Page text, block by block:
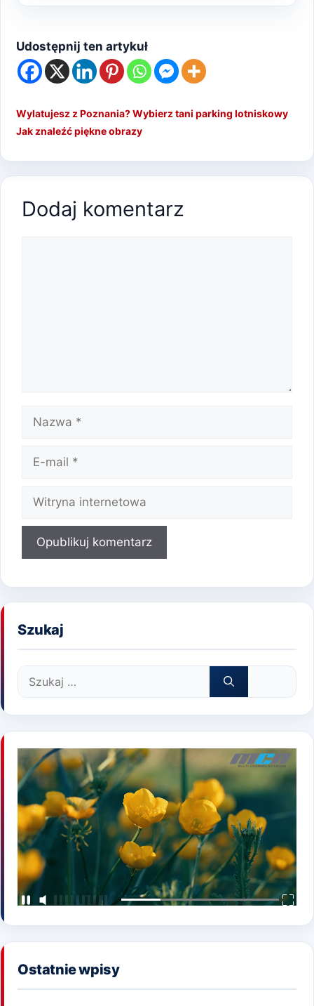
Udostępnij ten artykuł
Wylatujesz z Poznania? Wybierz tani parking lotniskowy
Jak znaleźć piękne obrazy
Dodaj komentarz
Nazwa
Witryna
Szukaj
Szukaj:
Ostatnie wpisy